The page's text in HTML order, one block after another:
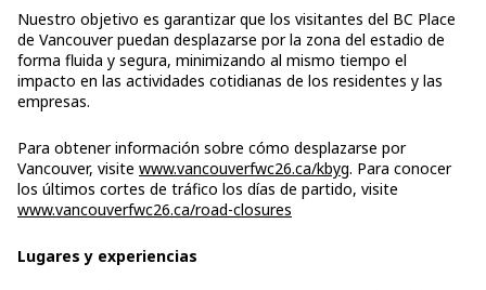
Nuestro objetivo es garantizar que los visitantes del BC Place
de Vancouver puedan desplazarse por la zona del estadio de
forma fluida y segura, minimizando al mismo tiempo el
impacto en las actividades cotidianas de los residentes y las
empresas.
Para obtener información sobre cómo desplazarse por
Vancouver, visite www.vancouverfwc26.ca/kbyg. Para conocer
los últimos cortes de tráfico los días de partido, visite
www.vancouverfwc26.ca/road-closures
Lugares y experiencias